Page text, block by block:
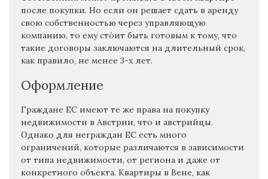
после покупки. Но если он решает сдать в аренду
свою собственностью через управляющую
компанию, то ему сто́ит быть готовым к тому, что
такие договоры заключаются на длительный срок,
как правило, не менее 3-х лет.
Оформление
Граждане ЕС имеют те же права на покупку
недвижимости в Австрии, что и австрийцы.
Однако для неграждан ЕС есть много
ограничений, которые различаются в зависимости
от типа недвижимости, от региона и даже от
конкретного объекта. Квартиры в Вене, как